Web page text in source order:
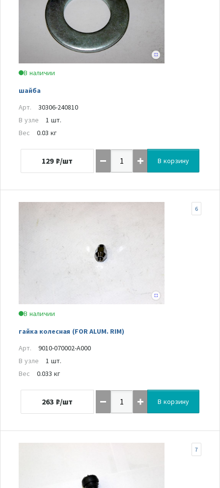
В наличии
шайба
Арт.
30306-240810
В узле
1 шт.
Вес
0.03 кг
129 ₽/шт В корзину
В наличии
гайка колесная (FOR ALUM. RIM)
6
Арт.
9010-070002-A000
В узле
1 шт.
Вес
0.033 кг
263 ₽/шт В корзину
7